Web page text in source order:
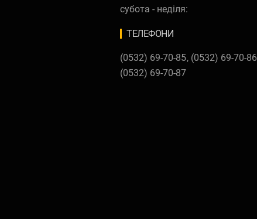
субота - неділя:
ТЕЛЕФОНИ
(0532) 69-70-85, (0532) 69-70-86
(0532) 69-70-87